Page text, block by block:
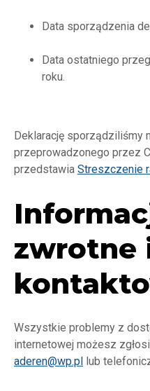
Data sporządzenia
Data ostatniego
roku.
Deklarację sporządziliśmy
przeprowadzonego przez
przedstawia Streszczenie
zwrotne
Wszystkie problemy z
internetowej możesz
aderen@wp.pl lub